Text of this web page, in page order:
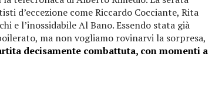
d’eccezione come Riccardo Cocciante, Rita
e l’inossidabile Al Bano. Essendo stata già
ma non vogliamo rovinarvi la sorpresa,
decisamente combattuta, con momenti a